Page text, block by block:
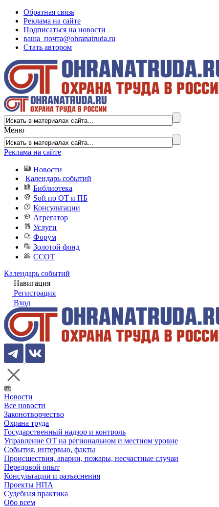
Обратная связь
Реклама на сайте
Подписаться на новости
ваша_почта@ohranatruda.ru
Стать автором
Меню
Реклама на сайте
Новости
Календарь событий
Библиотека
Soft по ОТ и ПБ
Консультации
Агрегатор
Услуги
Форум
Золотой фонд
ССОТ
Календарь событий
Навигация
Регистрация
Вход
Новости
Все новости
Законотворчество
Охрана труда
Государственный надзор и контроль
Управление ОТ на региональном и местном уровне
События, интервью, факты
Происшествия, аварии, пожары, несчастные случаи
Передовой опыт
Консультации и разъяснения
Проекты НПА
Судебная практика
Обо всем